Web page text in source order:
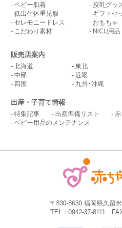
ベビー肌着
低出生体重児服
セレモニードレス
こだわり素材
授乳グッ
ギフトセ
おもちゃ
NICU用品
販売店案内
北海道 東北
中部
近畿
四国
九州･沖縄
出産・子育て情報
特集記事 出産準備リスト
ベビー用品のメンテナンス
〒830-8630 福岡県久留
TEL：0942-37-8111